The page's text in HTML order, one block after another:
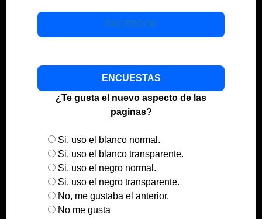
FACEBOOK
ENCUESTAS
¿Te gusta el nuevo aspecto de las
paginas?
Si, uso el blanco normal.
Si, uso el blanco transparente.
Si, uso el negro normal.
Si, uso el negro transparente.
No, me gustaba el anterior.
No me gusta